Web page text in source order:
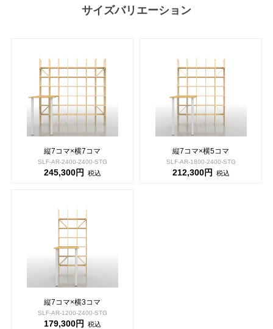
サイズバリエーション
縦7コマ×横7コマ
SLF-AR-2400-2400-STG
245,300円 税込
縦7コマ×横5コマ
SLF-AR-1800-2400-STG
212,300円 税込
縦7コマ×横3コマ
SLF-AR-1200-2400-STG
179,300円 税込